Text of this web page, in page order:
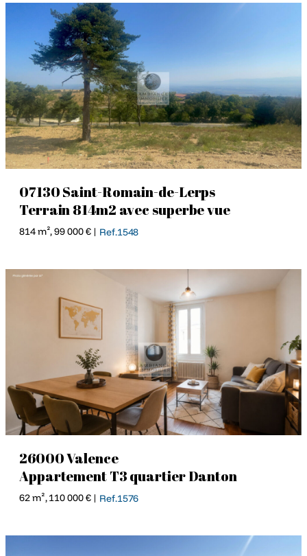
07130 Saint-Romain-de-Lerps
Terrain 814m2 avec superbe vue
814 m², 99 000 € | Ref.1548
26000 Valence
Appartement T3 quartier Danton
62 m², 110 000 € | Ref.1576